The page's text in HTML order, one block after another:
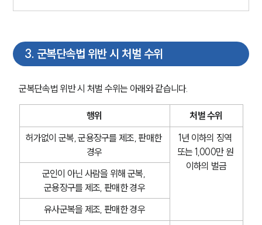
3. 군복단속법 위반 시 처벌 수위
군복단속법 위반 시 처벌 수위는 아래와 같습니다.
행위
처벌 수위
허가없이 군복, 군용장구를 제조, 판매한
경우
1년 이하의 징역
또는 1,000만 원
이하의 벌금
군인이 아닌 사람을 위해 군복,
군용장구를 제조, 판매한 경우
유사군복을 제조, 판매한 경우